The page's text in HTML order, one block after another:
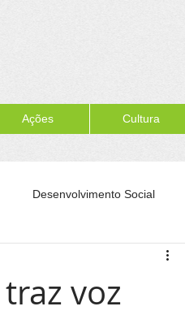
Ações Cultura
Desenvolvimento Social
Memória Itacaré
voz